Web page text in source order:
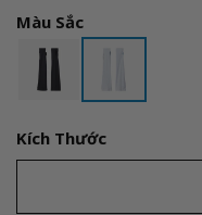
Màu Sắc
Kích Thước